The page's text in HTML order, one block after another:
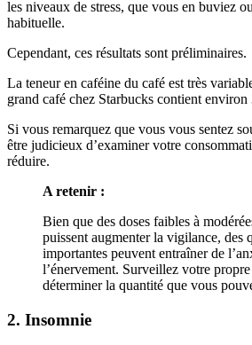
les niveaux de stress, que vous en buviez
habituelle.
Cependant, ces résultats sont préliminaires.
La teneur en caféine du café est très
grand café chez Starbucks contient
Si vous remarquez que vous vous sentez
être judicieux d’examiner votre
réduire.
A retenir :
Bien que des doses faibles à
puissent augmenter la vigilance, des
importantes peuvent entraîner de
l’énervement. Surveillez votre
déterminer la quantité que vous
2. Insomnie